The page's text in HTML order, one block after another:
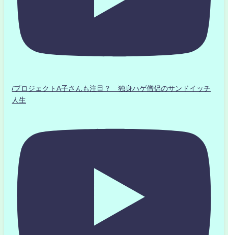
/プロジェクトA子さんも注目？ 独身ハゲ僧侶のサンドイッチ
人生